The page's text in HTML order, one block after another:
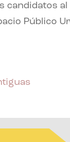
candidatos
Público